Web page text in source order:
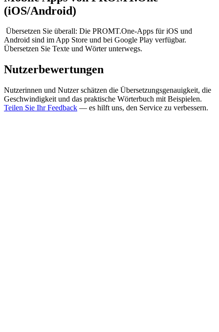
(iOS/Android)
Übersetzen Sie überall: Die PROMT.One-Apps für iOS und
Android sind im App Store und bei Google Play verfügbar.
Übersetzen Sie Texte und Wörter unterwegs.
Nutzerbewertungen
Nutzerinnen und Nutzer schätzen die Übersetzungsgenauigkeit, die
Geschwindigkeit und das praktische Wörterbuch mit Beispielen.
Teilen Sie Ihr Feedback — es hilft uns, den Service zu verbessern.